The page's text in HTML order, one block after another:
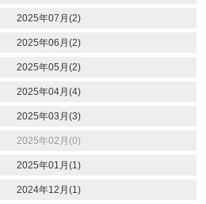
2025年07月(2)
2025年06月(2)
2025年05月(2)
2025年04月(4)
2025年03月(3)
2025年02月(0)
2025年01月(1)
2024年12月(1)